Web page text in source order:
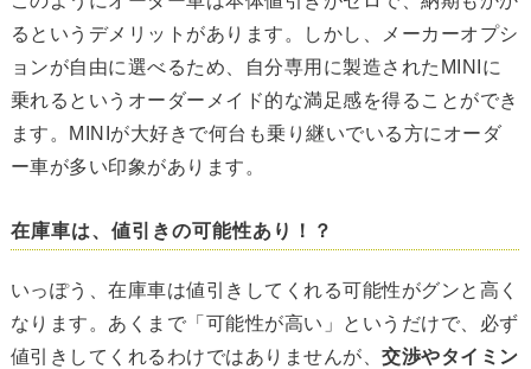
るというデメリットがあります。しかし、メーカーオプシ
ョンが自由に選べるため、自分専用に製造されたMINIに
乗れるというオーダーメイド的な満足感を得ることができ
ます。MINIが大好きで何台も乗り継いでいる方にオーダ
ー車が多い印象があります。
在庫車は、値引きの可能性あり！？
いっぽう、在庫車は値引きしてくれる可能性がグンと高く
なります。あくまで「可能性が高い」というだけで、必ず
値引きしてくれるわけではありませんが、交渉やタイミン